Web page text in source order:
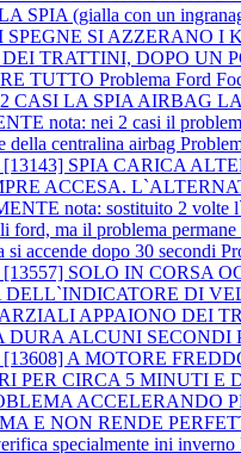
SPIA (gialla con un
SPEGNE SI AZZERANO I
TRATTINI, DOPO UN
TUTTO Problema Ford
CASI LA SPIA AIRBAG
nota: nei 2 casi il
della centralina airbag
[13143] SPIA CARICA
ACCESA.
nota: sostituito 2 volte
ford, ma il problema
si accende dopo 30 secondi
[13557] SOLO IN CORSA
DI
APPAIONO DEI
DURA ALCUNI SECONDI
[13608] A MOTORE
PER CIRCA 5 MINUTI E
ACCELERANDO
E NON RENDE
specialmente ini inverno